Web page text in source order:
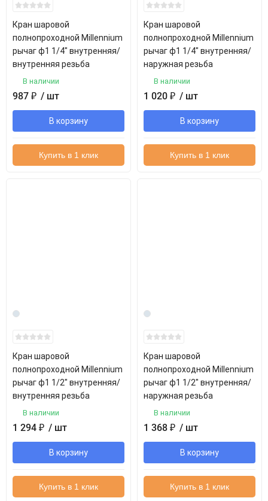
Кран шаровой
полнопроходной Millennium
рычаг ф1 1/4" внутренняя/
внутренняя резьба
В наличии
987 ₽ / шт
В корзину
Купить в 1 клик
Кран шаровой
полнопроходной Millennium
рычаг ф1 1/4" внутренняя/
наружная резьба
В наличии
1 020 ₽ / шт
В корзину
Купить в 1 клик
Кран шаровой
полнопроходной Millennium
рычаг ф1 1/2" внутренняя/
внутренняя резьба
В наличии
1 294 ₽ / шт
В корзину
Купить в 1 клик
Кран шаровой
полнопроходной Millennium
рычаг ф1 1/2" внутренняя/
наружная резьба
В наличии
1 368 ₽ / шт
В корзину
Купить в 1 клик